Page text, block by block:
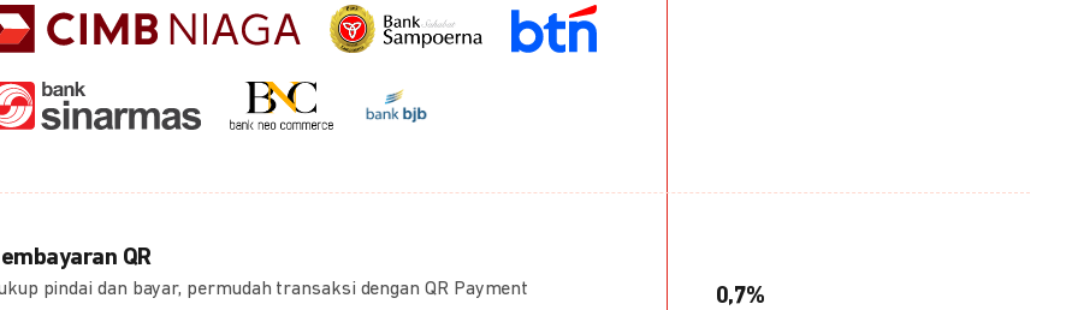
QR
pindai dan bayar, permudah transaksi dengan QR Payment 0,7%